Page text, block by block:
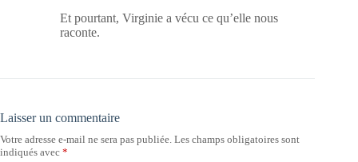
Et pourtant, Virginie a vécu ce qu’elle nous
raconte.
Laisser un commentaire
Votre adresse e-mail ne sera pas publiée. Les champs obligatoires sont
indiqués avec *